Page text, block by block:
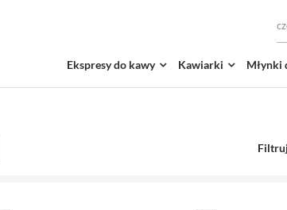
Ekspresy do kawy Kawiarki Młynki
Filtruj